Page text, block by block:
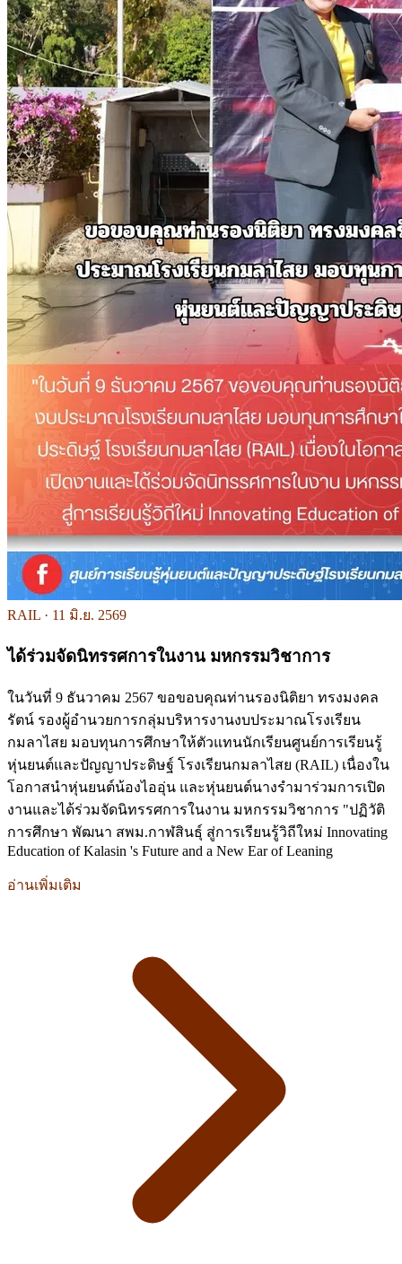
RAIL · 11 มิ.ย. 2569
ได้ร่วมจัดนิทรรศการในงาน มหกรรมวิชาการ
ในวันที่ 9 ธันวาคม 2567 ขอขอบคุณท่านรองนิติยา ทรงมงคล
รัตน์ รองผู้อำนวยการกลุ่มบริหารงานงบประมาณโรงเรียน
กมลาไสย มอบทุนการศึกษาให้ตัวแทนนักเรียนศูนย์การเรียนรู้
หุ่นยนต์และปัญญาประดิษฐ์ โรงเรียนกมลาไสย (RAIL) เนื่องใน
โอกาสนำหุ่นยนต์น้องไออุ่น และหุ่นยนต์นางรำมาร่วมการเปิด
งานและได้ร่วมจัดนิทรรศการในงาน มหกรรมวิชาการ "ปฏิวัติ
การศึกษา พัฒนา สพม.กาฬสินธุ์ สู่การเรียนรู้วิถีใหม่ Innovating
Education of Kalasin 's Future and a New Ear of Leaning
อ่านเพิ่มเติม